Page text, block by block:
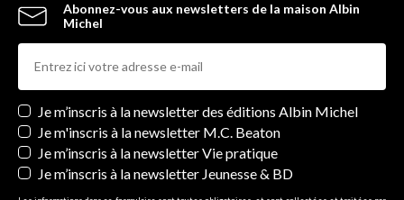
Abonnez-vous aux newsletters de la maison Albin
Michel
Newsletters
Je m’inscris à la newsletter des éditions Albin Michel
Je m'inscris à la newsletter M.C. Beaton
Je m’inscris à la newsletter Vie pratique
Je m’inscris à la newsletter Jeunesse & BD